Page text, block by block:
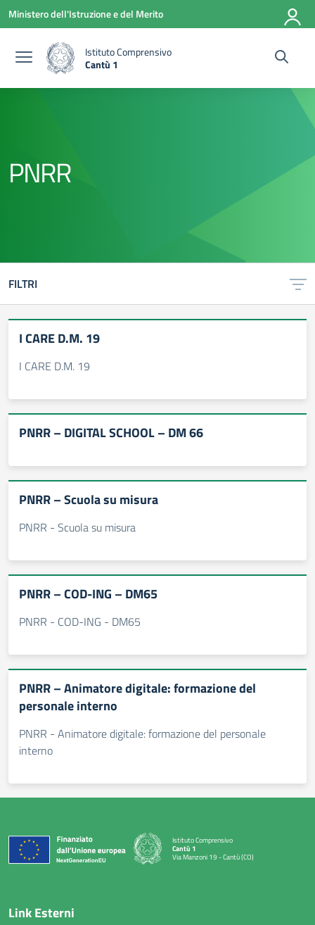
Vai ai contenuti
Vai al menu di navigazione
Vai al footer
Ministero dell'Istruzione e del Merito
Istituto Comprensivo
Cantù 1
PNRR
FILTRI
I CARE D.M. 19
I CARE D.M. 19
PNRR – DIGITAL SCHOOL – DM 66
PNRR – Scuola su misura
PNRR - Scuola su misura
PNRR – COD-ING – DM65
PNRR - COD-ING - DM65
PNRR – Animatore digitale: formazione del
personale interno
PNRR - Animatore digitale: formazione del personale
interno
Istituto Comprensivo
Cantù 1
Via Manzoni 19 - Cantù (CO)
— Visita la pagina iniziale della scuola
Link Esterni